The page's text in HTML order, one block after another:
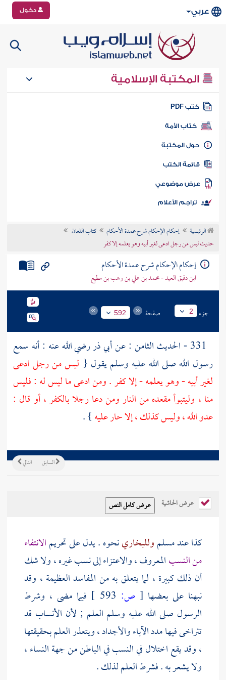
عربي دخول
المكتبة الإسلامية
كتب PDF
كتاب الأمة
المكتبة
الكتب
موضوعي
تراجم الأعلام
الرئيسية إحكام الإحكام شرح عمدة الأحكام
كتاب اللعان
حديث ليس من رجل ادعى لغير أبيه وهو يعلمه إلا كفر
إحكام الإحكام شرح عمدة الأحكام
ابن دقيق العيد - محمد بن علي بن وهب بن مطيع
جزء 2 صفحة 592
أبي ذررضي الله عنه : أنه سمع
رسول الله صلى الله عليه وسلم يقول { ليس من رجل ادعى
لغير أبيه - وهو يعلمه - إلا كفر . ومن ادعى ما ليس له : فليس
منا ، وليتبوأ مقعده من النار ومن دعا رجلا بالكفر ، أو قال :
عدو الله ، وليس كذلك ، إلا حار عليه} .
التالي السابق
عرض الحاشية
كذا عندمسلموللبخارينحوه . يدل على تحريمالانتفاء
من النسبالمعروف ، والاعتزاء إلى نسب غيره ، ولا شك
أن ذلك كبيرة ، لما يتعلق به من المفاسد العظيمة ، وقد
نبهنا على بعضها [ ص:
فيما مضى ، وشرط
الرسول صلى الله عليه وسلم العلم ; لأن الأنساب قد
تتراخى فيها مدد الآباء والأجداد ، ويتعذر العلم بحقيقتها
، وقد يقع اختلال في النسب في الباطن من جهة النساء ،
ولا يشعر به . فشرط العلم لذلك .